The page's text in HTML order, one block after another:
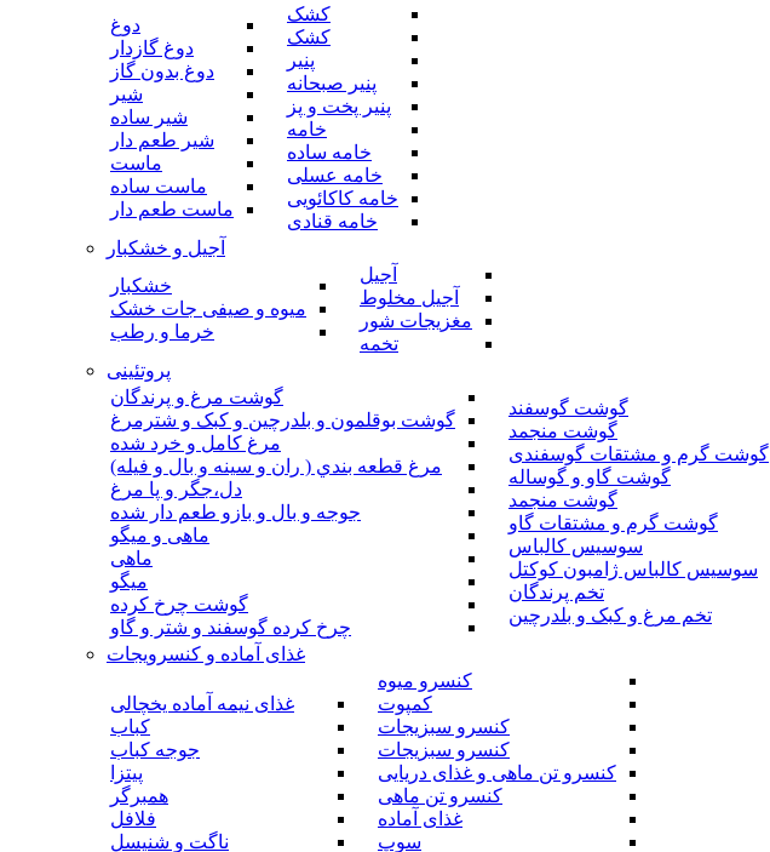
کشک
کشک
پنیر
پنیر صبحانه
پنیر پخت و پز
خامه
خامه ساده
خامه عسلی
خامه کاکائویی
خامه قنادی
دوغ
دوغ گازدار
دوغ بدون گاز
شیر
شیر ساده
شیر طعم دار
ماست
ماست ساده
ماست طعم دار
آجیل و خشکبار
آجیل
آجیل مخلوط
مغزیجات شور
تخمه
خشکبار
میوه و صیفی جات خشک
خرما و رطب
پروتئینی
گوشت گوسفند
گوشت منجمد
گوشت گرم و مشتقات گوسفندی
گوشت گاو و گوساله
گوشت منجمد
گوشت گرم و مشتقات گاو
سوسیس کالباس
سوسیس کالباس ژامبون کوکتل
تخم پرندگان
تخم مرغ و کبک و بلدرچین
گوشت مرغ و پرندگان
گوشت بوقلمون و بلدرچین و کبک و شترمرغ
مرغ کامل و خرد شده
مرغ قطعه بندي ( ران و سينه و بال و فيله)
دل،جگر و پا مرغ
جوجه و بال و بازو طعم دار شده
ماهی و میگو
ماهی
میگو
گوشت چرخ کرده
چرخ کرده گوسفند و شتر و گاو
غذای آماده و کنسرویجات
کنسرو میوه
کمپوت
کنسرو سبزیجات
کنسرو سبزیجات
کنسرو تن ماهی و غذای دریایی
کنسرو تن ماهی
غذای آماده
سوپ
غذای نیمه آماده یخچالی
کباب
جوجه کباب
پیتزا
همبرگر
فلافل
ناگت و شنیسل